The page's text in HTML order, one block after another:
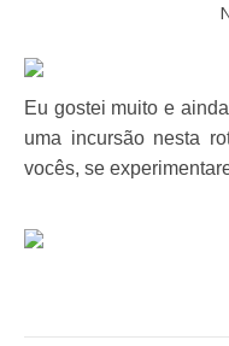
Eu gostei muito e
uma incursão nesta
vocês, se